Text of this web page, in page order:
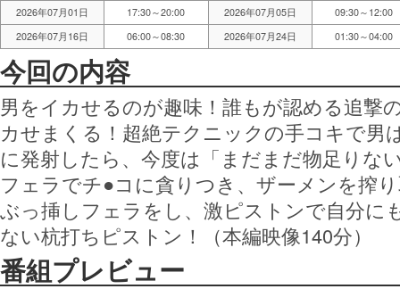
2026年07月01日 17:30～20:00 2026年07月05日
09:30～12:00
2026年07月16日
06:00～08:30 2026年07月24日 01:30～04:00
今回の内容
男をイカせるのが趣味！誰もが認める追撃
カせまくる！超絶テクニックの手コキで男
に発射したら、今度は「まだまだ物足りな
フェラでチ●コに貪りつき、ザーメンを搾
ぶっ挿しフェラをし、激ピストンで自分に
ない杭打ちピストン！（本編映像140分）
番組プレビュー